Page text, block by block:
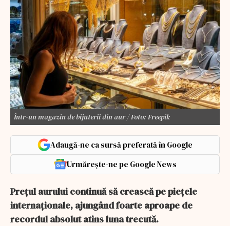
Într-un magazin de bijuterii din aur / Foto: Freepik
Adaugă-ne ca sursă preferată în Google
Urmărește-ne pe Google News
Prețul aurului continuă să crească pe piețele
internaționale, ajungând foarte aproape de
recordul absolut atins luna trecută.